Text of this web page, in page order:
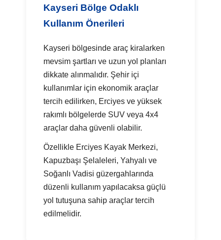
Kayseri Bölge Odaklı
Kullanım Önerileri
Kayseri bölgesinde araç kiralarken
mevsim şartları ve uzun yol planları
dikkate alınmalıdır. Şehir içi
kullanımlar için ekonomik araçlar
tercih edilirken, Erciyes ve yüksek
rakımlı bölgelerde SUV veya 4x4
araçlar daha güvenli olabilir.
Özellikle Erciyes Kayak Merkezi,
Kapuzbaşı Şelaleleri, Yahyalı ve
Soğanlı Vadisi güzergahlarında
düzenli kullanım yapılacaksa güçlü
yol tutuşuna sahip araçlar tercih
edilmelidir.